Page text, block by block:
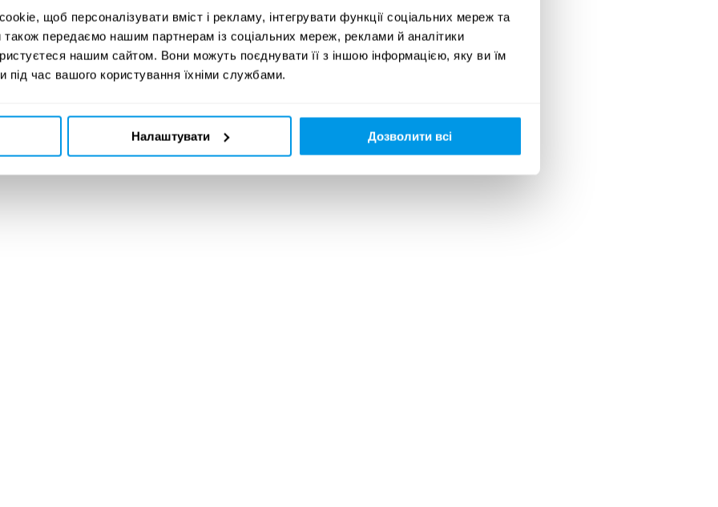
щоб персоналізувати вміст і рекламу, інтегрувати функції соціальних мереж та
передаємо нашим партнерам із соціальних мереж, реклами й аналітики
нашим сайтом. Вони можуть поєднувати її з іншою інформацією, яку ви їм
під час вашого користування їхніми службами.
Налаштувати Дозволити всі